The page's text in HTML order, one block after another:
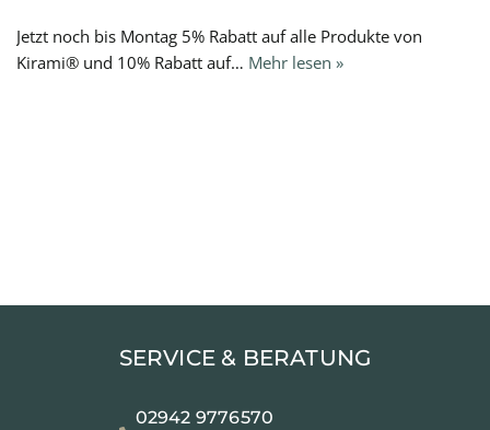
Jetzt noch bis Montag 5% Rabatt auf alle Produkte von
Kirami® und 10% Rabatt auf… Mehr lesen »
SERVICE & BERATUNG
02942 9776570